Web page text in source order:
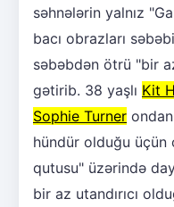
səhnələrin yalnız
bacı obrazları
səbəbdən ötrü "bir
gətirib. 38 yaşlı Kit
Sophie Turner
hündür olduğu üçün
qutusu" üzərində
bir az utandırıcı